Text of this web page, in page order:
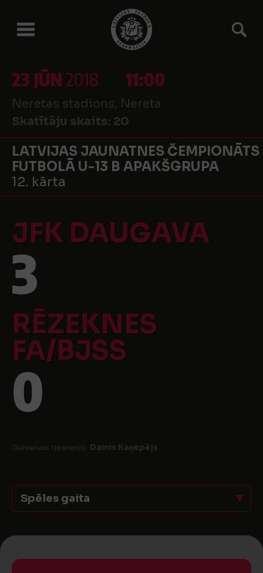
23 JŪN2018 11:00
Neretas stadions, Nereta
Skatītāju skaits: 20
LATVIJAS JAUNATNES ČEMPIONĀTS
FUTBOLĀ U-13 B APAKŠGRUPA
12. kārta
JFK DAUGAVA
3
RĒZEKNES
FA/BJSS
0
Galvenais tiesnesis: Dainis Kaņepējs
Spēles gaita